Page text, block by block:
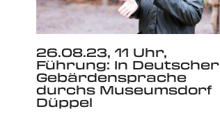
26.08.23, 11 Uhr,
Führung: In Deutscher
Gebärdensprache
durchs Museumsdorf
Düppel